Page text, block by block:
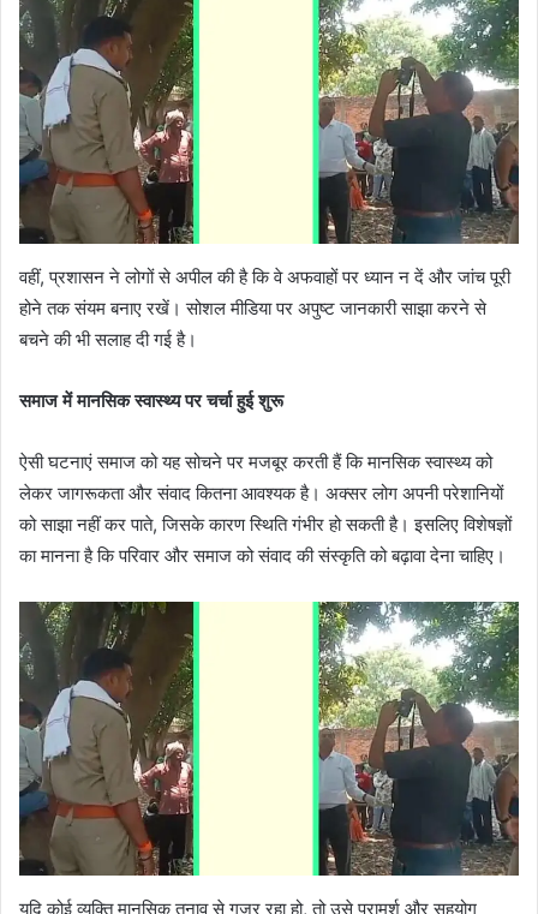
वहीं, प्रशासन ने लोगों से अपील की है कि वे अफवाहों पर ध्यान न दें और जांच पूरी
होने तक संयम बनाए रखें। सोशल मीडिया पर अपुष्ट जानकारी साझा करने से
बचने की भी सलाह दी गई है।
समाज में मानसिक स्वास्थ्य पर चर्चा हुई शुरू
ऐसी घटनाएं समाज को यह सोचने पर मजबूर करती हैं कि मानसिक स्वास्थ्य को
लेकर जागरूकता और संवाद कितना आवश्यक है। अक्सर लोग अपनी परेशानियों
को साझा नहीं कर पाते, जिसके कारण स्थिति गंभीर हो सकती है। इसलिए विशेषज्ञों
का मानना है कि परिवार और समाज को संवाद की संस्कृति को बढ़ावा देना चाहिए।
यदि कोई व्यक्ति मानसिक तनाव से गुजर रहा हो, तो उसे परामर्श और सहयोग